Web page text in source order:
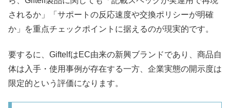
されるか」「サポートの反応速度や交換ポリシーが明確
か」を重点チェックポイントに据えるのが現実的です。
要するに、GiftelfはEC由来の新興ブランドであり、商品自
体は入手・使用事例が存在する一方、企業実態の開示度は
限定的という評価になります。